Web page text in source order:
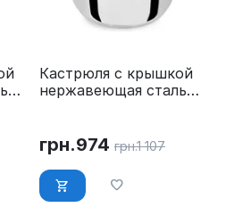
Кастрюля с крышкой
нержавеющая сталь
грн.974 грн.1 107